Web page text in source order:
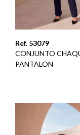
Ref. 53079
CONJUNTO
PANTALON